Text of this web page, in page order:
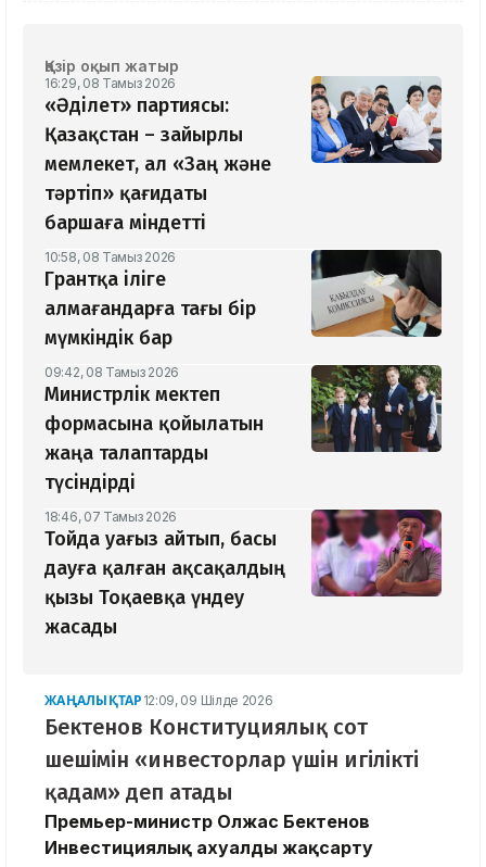
Қазір оқып жатыр
16:29, 08 Тамыз 2026
«Әділет» партиясы:
Қазақстан – зайырлы
мемлекет, ал «Заң және
тәртіп» қағидаты
баршаға міндетті
10:58, 08 Тамыз 2026
Грантқа іліге
алмағандарға тағы бір
мүмкіндік бар
09:42, 08 Тамыз 2026
Министрлік мектеп
формасына қойылатын
жаңа талаптарды
түсіндірді
18:46, 07 Тамыз 2026
Тойда уағыз айтып, басы
дауға қалған ақсақалдың
қызы Тоқаевқа үндеу
жасады
ЖАҢАЛЫҚТАР 12:09, 09 Шілде 2026
Бектенов Конституциялық сот
шешімін «инвесторлар үшін игілікті
қадам» деп атады
Премьер-министр Олжас Бектенов
Инвестициялық ахуалды жақсарту